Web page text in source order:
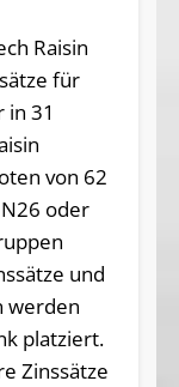
Raisin
für
in 31
von 62
oder
und
werden
platziert.
Zinssätze